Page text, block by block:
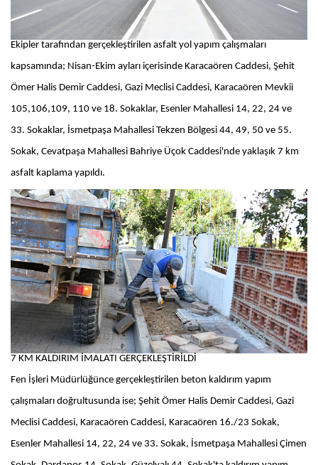
Ekipler tarafından gerçekleştirilen asfalt yol yapım çalışmaları
kapsamında; Nisan-Ekim ayları içerisinde Karacaören Caddesi, Şehit
Ömer Halis Demir Caddesi, Gazi Meclisi Caddesi, Karacaören Mevkii
105,106,109, 110 ve 18. Sokaklar, Esenler Mahallesi 14, 22, 24 ve
33. Sokaklar, İsmetpaşa Mahallesi Tekzen Bölgesi 44, 49, 50 ve 55.
Sokak, Cevatpaşa Mahallesi Bahriye Üçok Caddesi'nde yaklaşık 7 km
asfalt kaplama yapıldı.
7 KM KALDIRIM İMALATI GERÇEKLEŞTİRİLDİ
Fen İşleri Müdürlüğünce gerçekleştirilen beton kaldırım yapım
çalışmaları doğrultusunda ise; Şehit Ömer Halis Demir Caddesi, Gazi
Meclisi Caddesi, Karacaören Caddesi, Karacaören 16./23 Sokak,
Esenler Mahallesi 14, 22, 24 ve 33. Sokak, İsmetpaşa Mahallesi Çimen